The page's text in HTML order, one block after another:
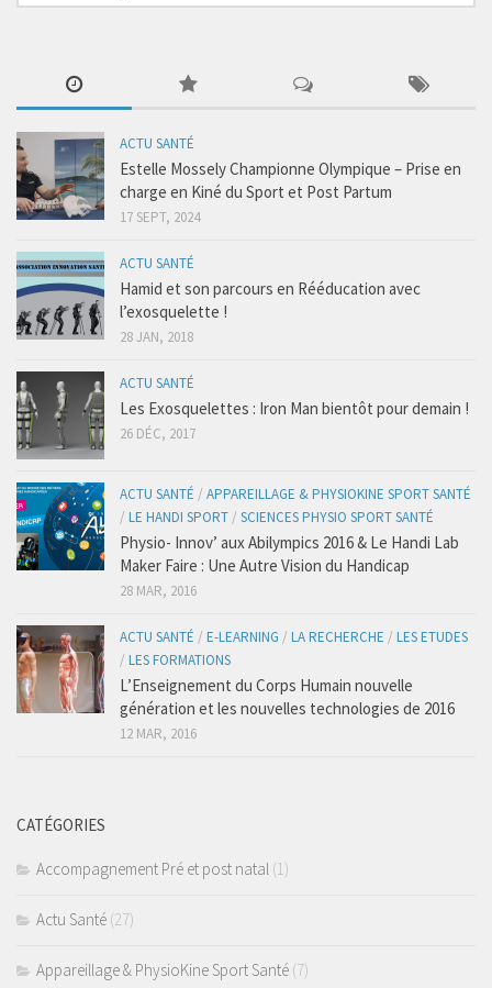
Se connecter
ACTU SANTÉ
Estelle Mossely Championne Olympique – Prise en
charge en Kiné du Sport et Post Partum
17 SEPT, 2024
ACTU SANTÉ
Hamid et son parcours en Rééducation avec
l’exosquelette !
28 JAN, 2018
ACTU SANTÉ
Les Exosquelettes : Iron Man bientôt pour demain !
26 DÉC, 2017
ACTU SANTÉ / APPAREILLAGE & PHYSIOKINE SPORT SANTÉ
/ LE HANDI SPORT / SCIENCES PHYSIO SPORT SANTÉ
Physio- Innov’ aux Abilympics 2016 & Le Handi Lab
Maker Faire : Une Autre Vision du Handicap
28 MAR, 2016
ACTU SANTÉ / E-LEARNING / LA RECHERCHE / LES ETUDES
/ LES FORMATIONS
L’Enseignement du Corps Humain nouvelle
génération et les nouvelles technologies de 2016
12 MAR, 2016
CATÉGORIES
Accompagnement Pré et post natal (1)
Actu Santé (27)
Appareillage & PhysioKine Sport Santé (7)